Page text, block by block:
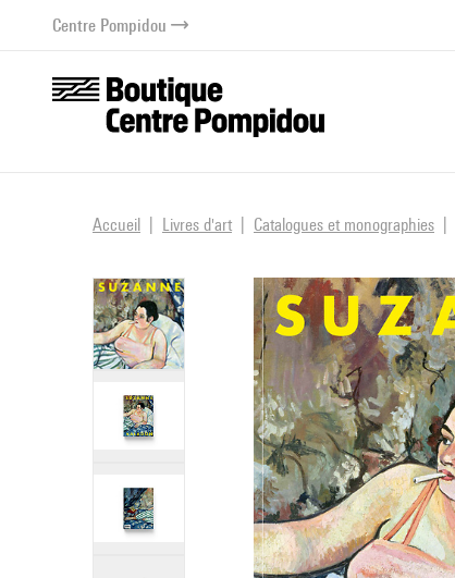
contenuCentre Pompidou
Accueil Livres d'art Catalogues et monographies